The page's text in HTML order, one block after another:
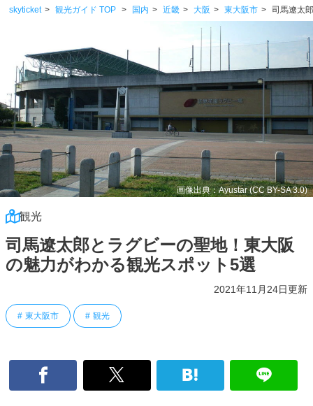
skyticket 観光ガイド TOP 国内 近畿 大阪 東大阪市 司馬遼太
画像出典：Ayustar(CC BY-SA 3.0)
観光
司馬遼太郎とラグビーの聖地！東大阪
の魅力がわかる観光スポット5選
2021年11月24日更新
東大阪市 観光